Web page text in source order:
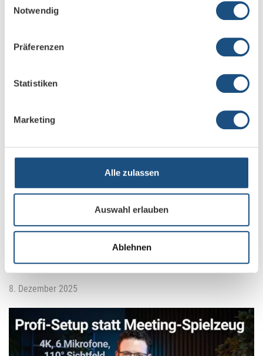
Notwendig
Präferenzen
Statistiken
Marketing
Alle zulassen
Auswahl erlauben
Ablehnen
Offizielle Zertifizierung nach ISO 27001
Neues Video: Sennheiser Profile Wireless
Mikrofonkomplettsystem: 2-Kanal Creator-Set im
Praxischeck
8. Dezember 2025